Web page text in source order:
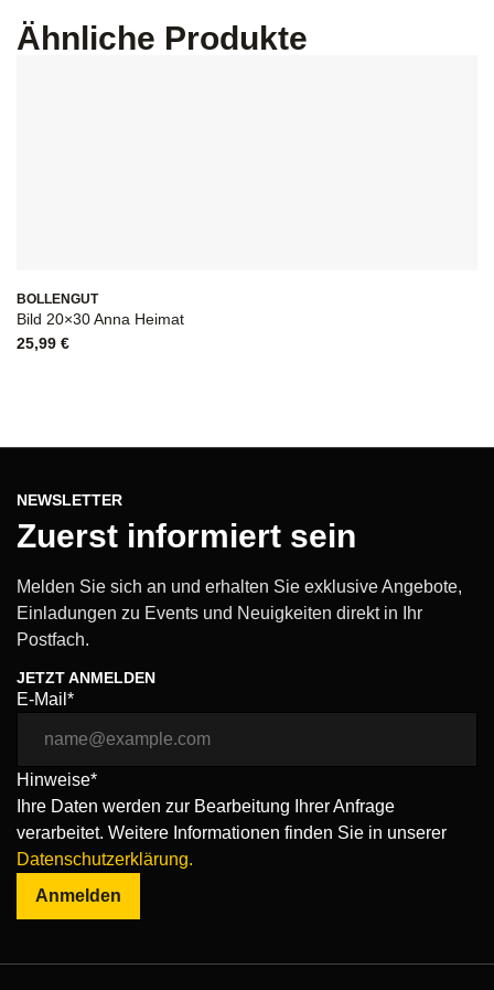
Ähnliche Produkte
BOLLENGUT
Bild 20×30 Anna Heimat
25,99 €
NEWSLETTER
Zuerst informiert sein
Melden Sie sich an und erhalten Sie exklusive Angebote,
Einladungen zu Events und Neuigkeiten direkt in Ihr
Postfach.
JETZT ANMELDEN
E-Mail*
Hinweise*
Ihre Daten werden zur Bearbeitung Ihrer Anfrage
verarbeitet. Weitere Informationen finden Sie in unserer
Datenschutzerklärung.
Anmelden